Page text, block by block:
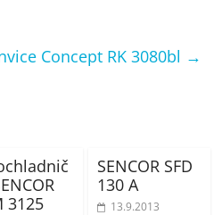
Concept RK 3080bl →
3125
SENCOR SFD
130 A
13.9.2013